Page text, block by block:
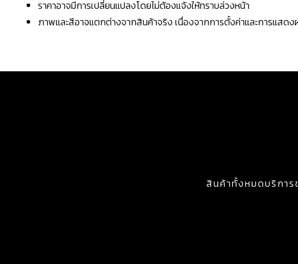
ราคาอาจมีการเปลี่ยนแปลงโดยไม่ต้องแจ้งให้ทราบล่วงหน้า
ภาพและสีอาจแตกต่างจากสินค้าจริง เนื่องจากการตั้งค่าและการแสด
สินค้าทั้งหมดบริการ